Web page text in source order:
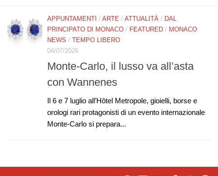
APPUNTAMENTI / ARTE / ATTUALITÀ / DAL
PRINCIPATO DI MONACO / FEATURED / MONACO
NEWS / TEMPO LIBERO
04/07/2026
Monte-Carlo, il lusso va all’asta
con Wannenes
Il 6 e 7 luglio all’Hôtel Metropole, gioielli, borse e
orologi rari protagonisti di un evento internazionale
Monte-Carlo si prepara...